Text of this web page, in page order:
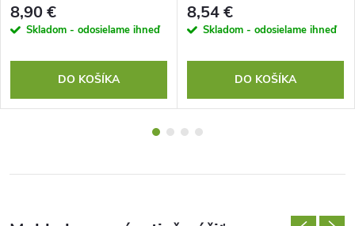
8,90 €
Skladom - odosielame ihneď
DO KOŠÍKA
8,54 €
Skladom - odosielame ihneď
DO KOŠÍKA